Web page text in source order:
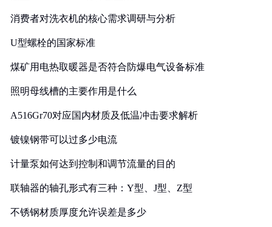
消费者对洗衣机的核心需求调研与分析
U型螺栓的国家标准
煤矿用电热取暖器是否符合防爆电气设备标准
照明母线槽的主要作用是什么
A516Gr70对应国内材质及低温冲击要求解析
镀镍钢带可以过多少电流
计量泵如何达到控制和调节流量的目的
联轴器的轴孔形式有三种：Y型、J型、Z型
不锈钢材质厚度允许误差是多少